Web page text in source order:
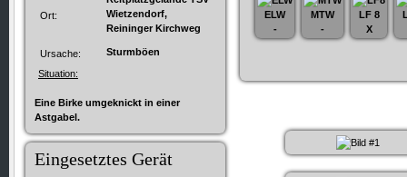
Ort:
Wietzendorf,
Reininger Kirchweg
Ursache:
Sturmböen
Situation:
Eine Birke umgeknickt in einer
Astgabel.
Eingesetztes Gerät
ELW
-
MTW
-
LF 8
X